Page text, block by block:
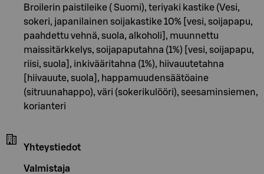
Broilerin paistileike ( Suomi), teriyaki kastike (Vesi,
sokeri, japanilainen soijakastike 10% [vesi, soijapapu,
paahdettu vehnä, suola, alkoholi], muunnettu
maissitärkkelys, soijapaputahna (1%) [vesi, soijapapu,
riisi, suola], inkivääritahna (1%), hiivauutetahna
[hiivauute, suola], happamuudensäätöaine
(sitruunahappo), väri (sokerikulööri), seesaminsiemen,
korianteri
Yhteystiedot
Valmistaja